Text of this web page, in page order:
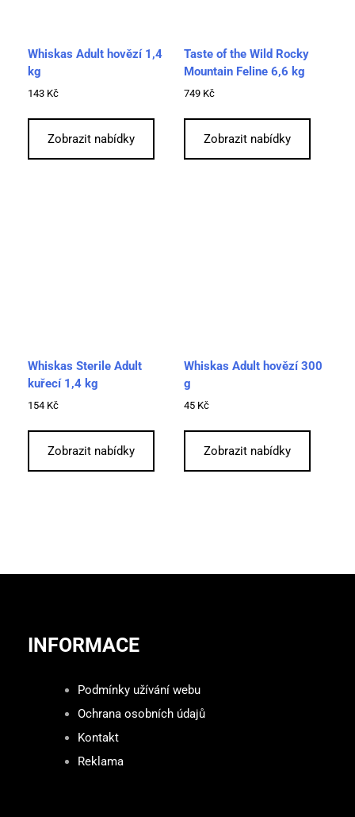
Whiskas Adult hovězí 1,4
kg
143 Kč
Zobrazit nabídky
Taste of the Wild Rocky
Mountain Feline 6,6 kg
749 Kč
Zobrazit nabídky
Whiskas Sterile Adult
kuřecí 1,4 kg
154 Kč
Zobrazit nabídky
Whiskas Adult hovězí 300
g
45 Kč
Zobrazit nabídky
INFORMACE
Podmínky užívání webu
Ochrana osobních údajů
Kontakt
Reklama